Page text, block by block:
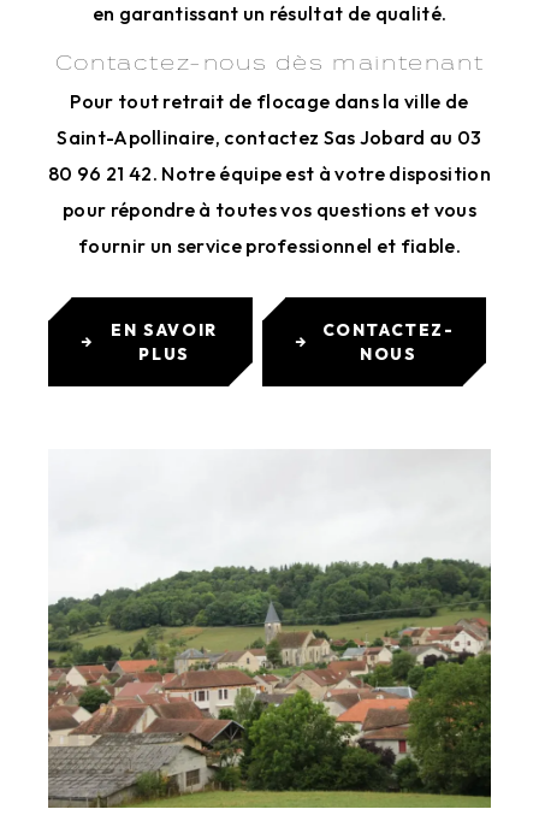
en garantissant un résultat de qualité.
Contactez-nous dès maintenant
Pour tout retrait de flocage dans la ville de
Saint-Apollinaire, contactez Sas Jobard au 03
80 96 21 42. Notre équipe est à votre disposition
pour répondre à toutes vos questions et vous
fournir un service professionnel et fiable.
EN SAVOIR
PLUS
CONTACTEZ-
NOUS